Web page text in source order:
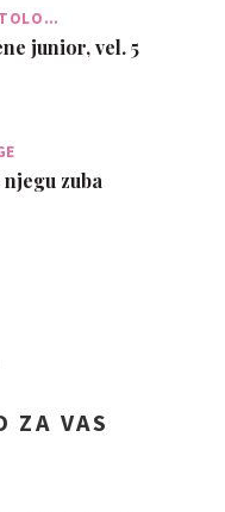
junior, vel. 5
zuba